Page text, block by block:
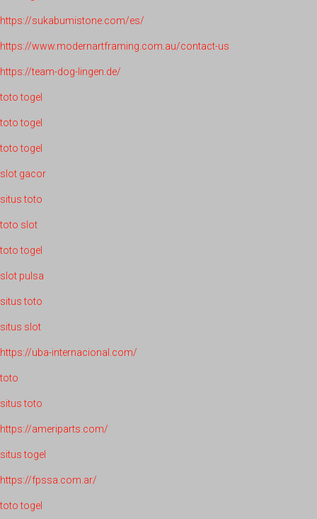
https://sukabumistone.com/es/
https://www.modernartframing.com.au/contact-us
https://team-dog-lingen.de/
toto togel
toto togel
toto togel
slot gacor
situs toto
toto slot
toto togel
slot pulsa
situs toto
situs slot
https://uba-internacional.com/
toto
situs toto
https://ameriparts.com/
situs togel
https://fpssa.com.ar/
toto togel